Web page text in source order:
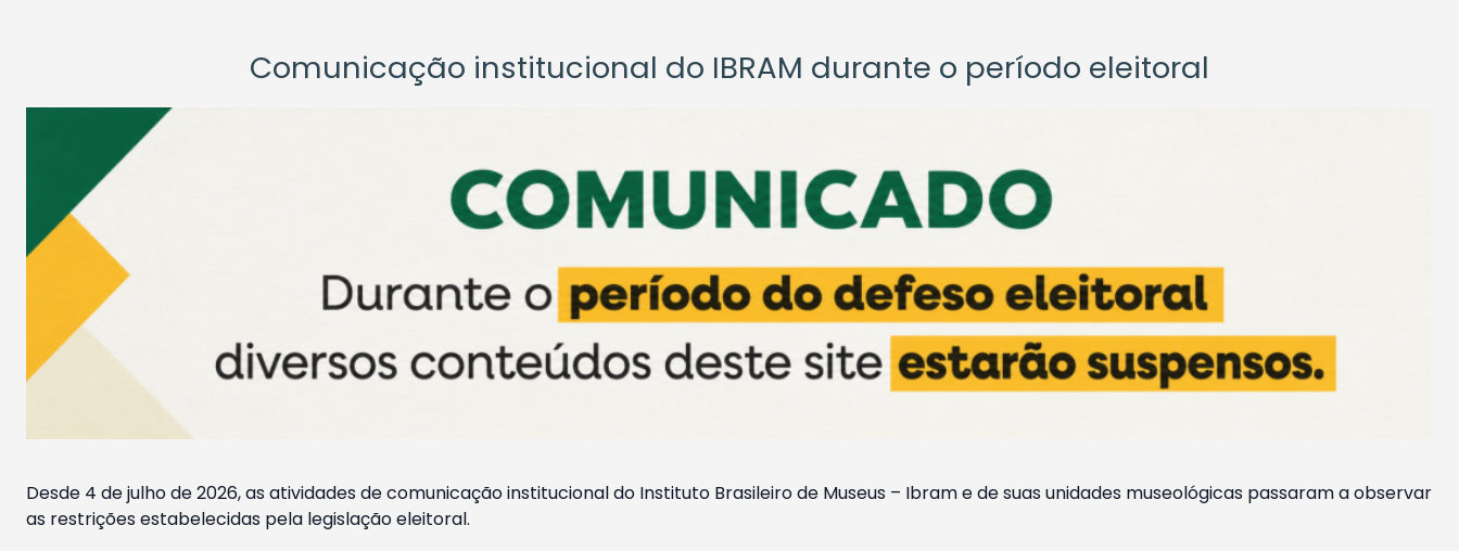
Comunicação institucional do IBRAM durante o período eleitoral
Desde 4 de julho de 2026, as atividades de comunicação institucional do Instituto Brasileiro de Museus – Ibram e de suas unidades museológicas passaram a observar
as restrições estabelecidas pela legislação eleitoral.